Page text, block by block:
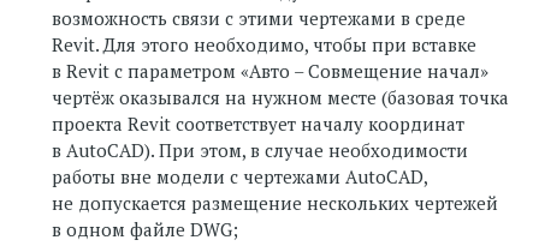
возможность связи с этими чертежами в среде
Revit. Для этого необходимо, чтобы при вставке
в Revit с параметром «Авто – Совмещение начал»
чертёж оказывался на нужном месте (базовая точка
проекта Revit соответствует началу координат
в AutoCAD). При этом, в случае необходимости
работы вне модели с чертежами AutoCAD,
не допускается размещение нескольких чертежей
в одном файле DWG;